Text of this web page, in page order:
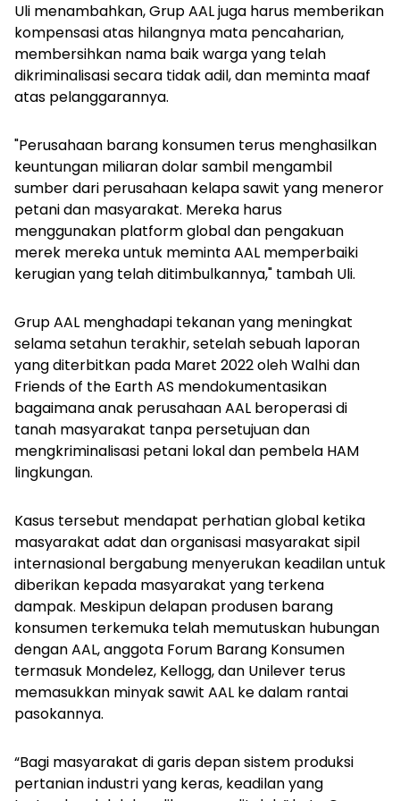
Uli menambahkan, Grup AAL juga harus memberikan
kompensasi atas hilangnya mata pencaharian,
membersihkan nama baik warga yang telah
dikriminalisasi secara tidak adil, dan meminta maaf
atas pelanggarannya.
"Perusahaan barang konsumen terus menghasilkan
keuntungan miliaran dolar sambil mengambil
sumber dari perusahaan kelapa sawit yang meneror
petani dan masyarakat. Mereka harus
menggunakan platform global dan pengakuan
merek mereka untuk meminta AAL memperbaiki
kerugian yang telah ditimbulkannya," tambah Uli.
Grup AAL menghadapi tekanan yang meningkat
selama setahun terakhir, setelah sebuah laporan
yang diterbitkan pada Maret 2022 oleh Walhi dan
Friends of the Earth AS mendokumentasikan
bagaimana anak perusahaan AAL beroperasi di
tanah masyarakat tanpa persetujuan dan
mengkriminalisasi petani lokal dan pembela HAM
lingkungan.
Kasus tersebut mendapat perhatian global ketika
masyarakat adat dan organisasi masyarakat sipil
internasional bergabung menyerukan keadilan untuk
diberikan kepada masyarakat yang terkena
dampak. Meskipun delapan produsen barang
konsumen terkemuka telah memutuskan hubungan
dengan AAL, anggota Forum Barang Konsumen
termasuk Mondelez, Kellogg, dan Unilever terus
memasukkan minyak sawit AAL ke dalam rantai
pasokannya.
“Bagi masyarakat di garis depan sistem produksi
pertanian industri yang keras, keadilan yang